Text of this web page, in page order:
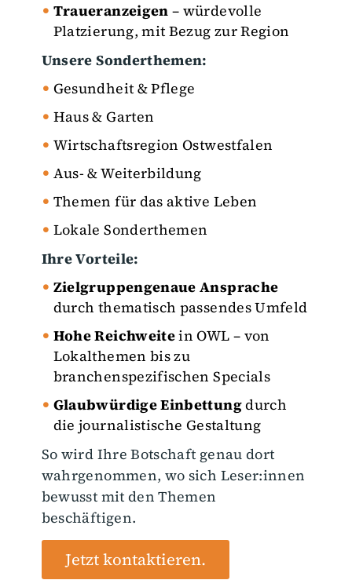
Traueranzeigen – würdevolle
Platzierung, mit Bezug zur Region
Unsere Sonderthemen:
Gesundheit & Pflege
Haus & Garten
Wirtschaftsregion Ostwestfalen
Aus- & Weiterbildung
Themen für das aktive Leben
Lokale Sonderthemen
Ihre Vorteile:
Zielgruppengenaue Ansprache
durch thematisch passendes Umfeld
Hohe Reichweitein OWL – von
Lokalthemen bis zu
branchenspezifischen Specials
Glaubwürdige Einbettungdurch
die journalistische Gestaltung
So wird Ihre Botschaft genau dort
wahrgenommen, wo sich Leser:innen
bewusst mit den Themen
beschäftigen.
Jetzt kontaktieren.